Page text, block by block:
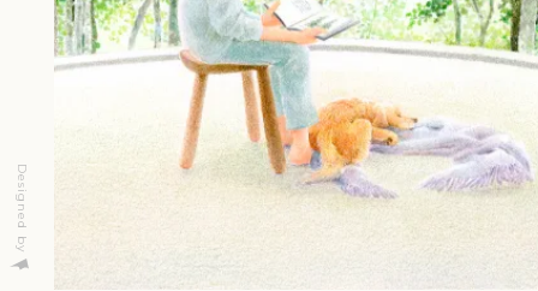
Designed by